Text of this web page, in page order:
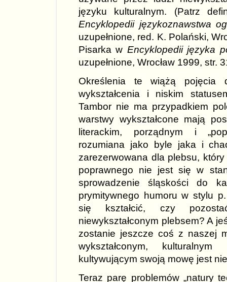
języku kulturalnym. (Patrz
Encyklopedii językoznawstwa
uzupełnione, red. K. Polański,
Pisarka w Encyklopedii języka
uzupełnione, Wrocław 1999, str.
Określenia te wiążą
wykształcenia i niskim
Tambor nie ma przypadkiem
warstwy wykształcone mają
literackim, porządnym i
rozumiana jako byle jaka i
zarezerwowana dla plebsu,
poprawnego nie jest się w
sprowadzenie śląskości do
prymitywnego humoru w stylu
się kształcić, czy
niewykształconym plebsem? A
zostanie jeszcze coś z naszej
wykształconym,
kultywującym swoją mowę jest
Teraz parę problemów „natury